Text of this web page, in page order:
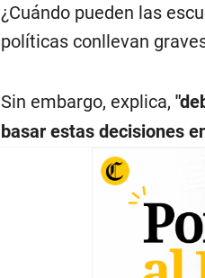
¿Cuándo pueden las
políticas conllevan
Sin embargo, explica,
basar estas decisiones